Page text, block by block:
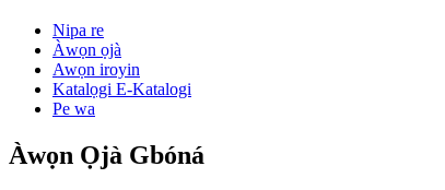
Nipa re
Àwọn ọjà
Awọn iroyin
Katalọgi E-Katalogi
Pe wa
Àwọn Ọjà Gbóná